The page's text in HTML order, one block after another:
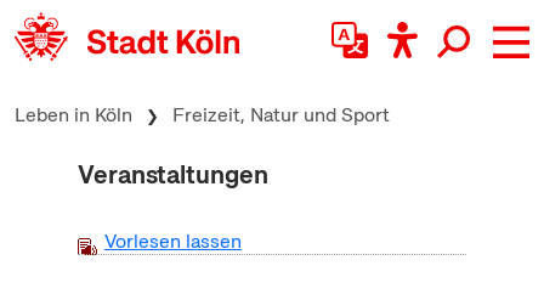
zum Inhalt springen
Leben in Köln Freizeit, Natur und Sport
Veranstaltungen
Vorlesen lassen